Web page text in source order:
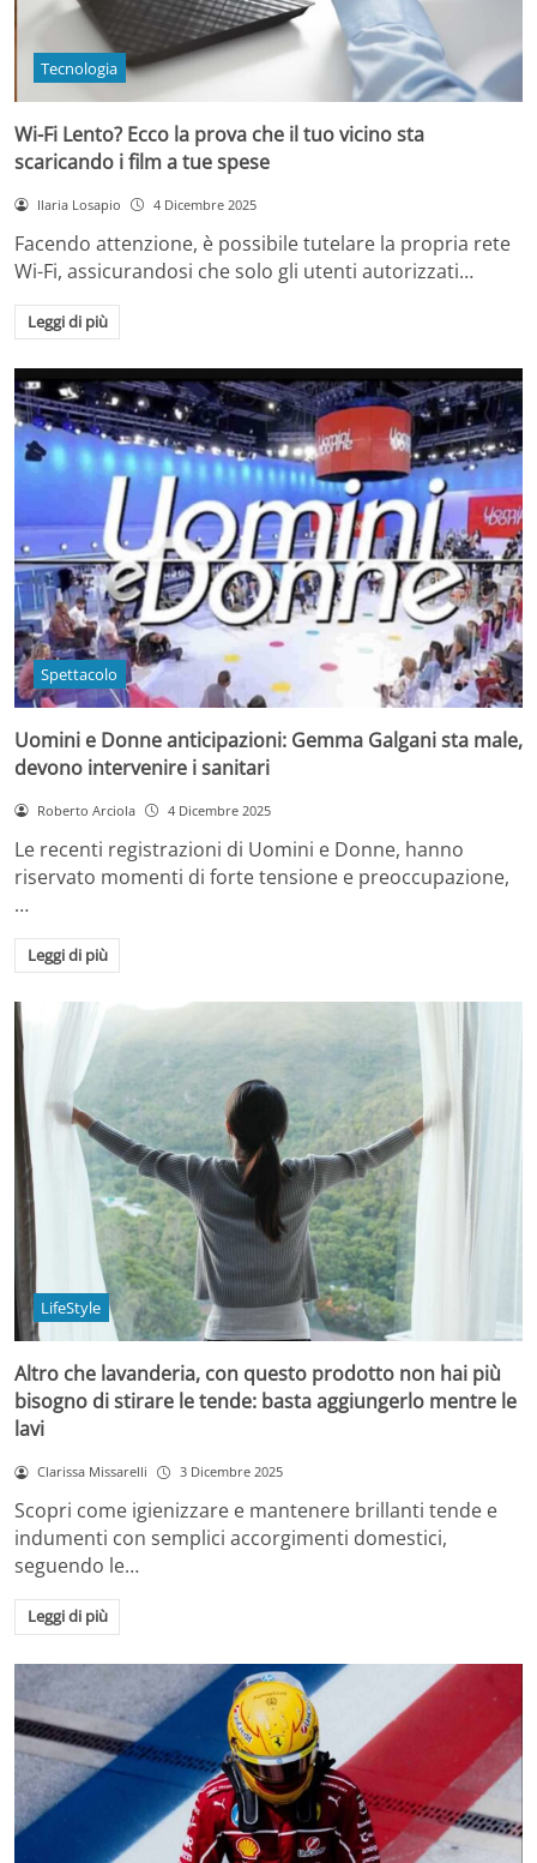
Tecnologia
Wi-Fi Lento? Ecco la prova che il tuo vicino sta
scaricando i film a tue spese
Ilaria Losapio 4 Dicembre 2025
Facendo attenzione, è possibile tutelare la propria rete
Wi-Fi, assicurandosi che solo gli utenti autorizzati…
Leggi di più
Spettacolo
Uomini e Donne anticipazioni: Gemma Galgani sta male,
devono intervenire i sanitari
Roberto Arciola 4 Dicembre 2025
Le recenti registrazioni di Uomini e Donne, hanno
riservato momenti di forte tensione e preoccupazione,
…
Leggi di più
LifeStyle
Altro che lavanderia, con questo prodotto non hai più
bisogno di stirare le tende: basta aggiungerlo mentre le
lavi
Clarissa Missarelli 3 Dicembre 2025
Scopri come igienizzare e mantenere brillanti tende e
indumenti con semplici accorgimenti domestici,
seguendo le…
Leggi di più